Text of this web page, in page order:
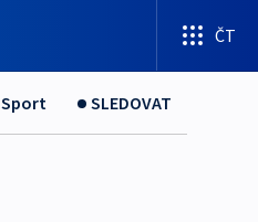
ČT
Sport SLEDOVAT